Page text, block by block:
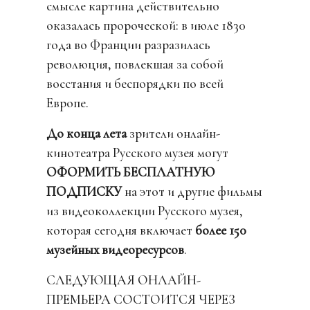
смысле картина действительно
оказалась пророческой: в июле 1830
года во Франции разразилась
революция, повлекшая за собой
восстания и беспорядки по всей
Европе.
До конца летазрители онлайн-
кинотеатра Русского музея могут
ОФОРМИТЬ БЕСПЛАТНУЮ
ПОДПИСКУна этот и другие фильмы
из видеоколлекции Русского музея,
которая сегодня включает более 150
музейных видеоресурсов.
СЛЕДУЮЩАЯ ОНЛАЙН-
ПРЕМЬЕРА СОСТОИТСЯ ЧЕРЕЗ